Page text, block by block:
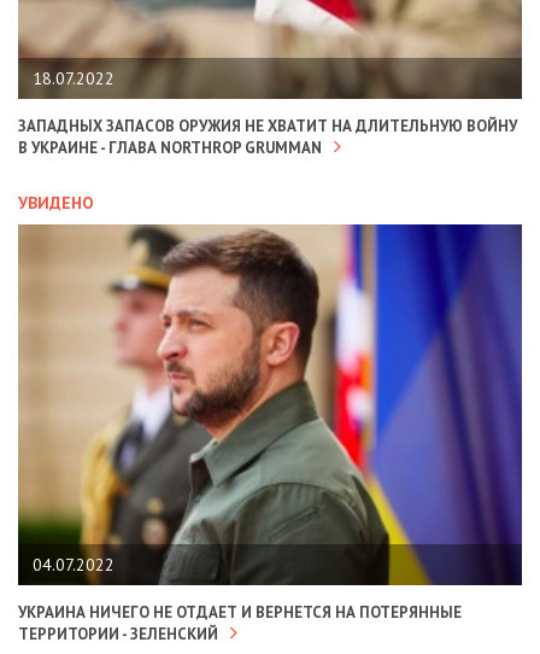
18.07.2022
ЗАПАДНЫХ ЗАПАСОВ ОРУЖИЯ НЕ ХВАТИТ НА ДЛИТЕЛЬНУЮ ВОЙНУ
В УКРАИНЕ - ГЛАВА NORTHROP GRUMMAN
УВИДЕНО
04.07.2022
УКРАИНА НИЧЕГО НЕ ОТДАЕТ И ВЕРНЕТСЯ НА ПОТЕРЯННЫЕ
ТЕРРИТОРИИ - ЗЕЛЕНСКИЙ